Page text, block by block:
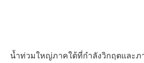
น้ำท่วมใหญ่ภาคใต้ที่กำลังวิกฤตและ